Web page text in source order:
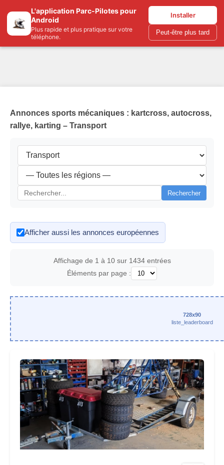
L'application Parc-Pilotes pour
Android
Plus rapide et plus pratique sur votre
téléphone.
Installer
Peut-être plus tard
Parc-pilotes.com
Annonces sports mécaniques : kartcross, autocross,
rallye, karting – Transport
Rechercher
Afficher aussi les annonces européennes
Affichage de 1 à 10 sur 1434 entrées
Éléments par page :
728x90
liste_leaderboard